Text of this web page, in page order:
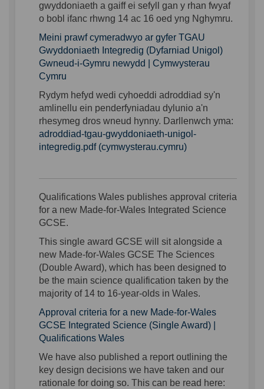
gwyddoniaeth a gaiff ei sefyll gan y rhan fwyaf
o bobl ifanc rhwng 14 ac 16 oed yng Nghymru.
Meini prawf cymeradwyo ar gyfer TGAU
Gwyddoniaeth Integredig (Dyfarniad Unigol)
Gwneud-i-Gymru newydd | Cymwysterau
Cymru
Rydym hefyd wedi cyhoeddi adroddiad sy'n
amlinellu ein penderfyniadau dylunio a'n
rhesymeg dros wneud hynny. Darllenwch yma:
adroddiad-tgau-gwyddoniaeth-unigol-
integredig.pdf (cymwysterau.cymru)(External link)
Qualifications Wales publishes approval criteria
for a new Made-for-Wales Integrated Science
GCSE.
This single award GCSE will sit alongside a
new Made-for-Wales GCSE The Sciences
(Double Award), which has been designed to
be the main science qualification taken by the
majority of 14 to 16-year-olds in Wales.
Approval criteria for a new Made-for-Wales
GCSE Integrated Science (Single Award) |
Qualifications Wales
We have also published a report outlining the
key design decisions we have taken and our
rationale for doing so. This can be read here: